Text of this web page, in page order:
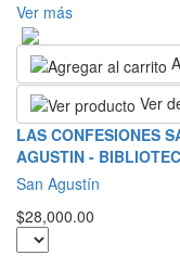
Ver más
Ver
LAS CONFESIONES
AGUSTIN -
San Agustín
$28,000.00